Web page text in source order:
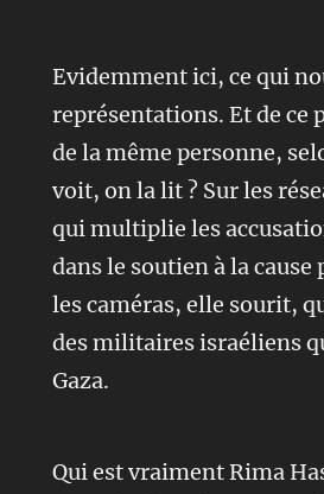
Evidemment ici, ce qui
représentations. Et de
de la même personne,
voit, on la lit ? Sur les
qui multiplie les
dans le soutien à la
les caméras, elle sourit,
des militaires israéliens
Gaza.
Qui est vraiment Rima